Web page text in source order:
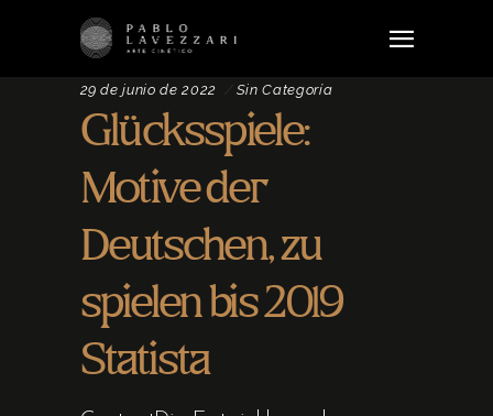
29 de junio de 2022 Sin Categoría
Glücksspiele:
Motive der
Deutschen, zu
spielen bis 2019
Statista